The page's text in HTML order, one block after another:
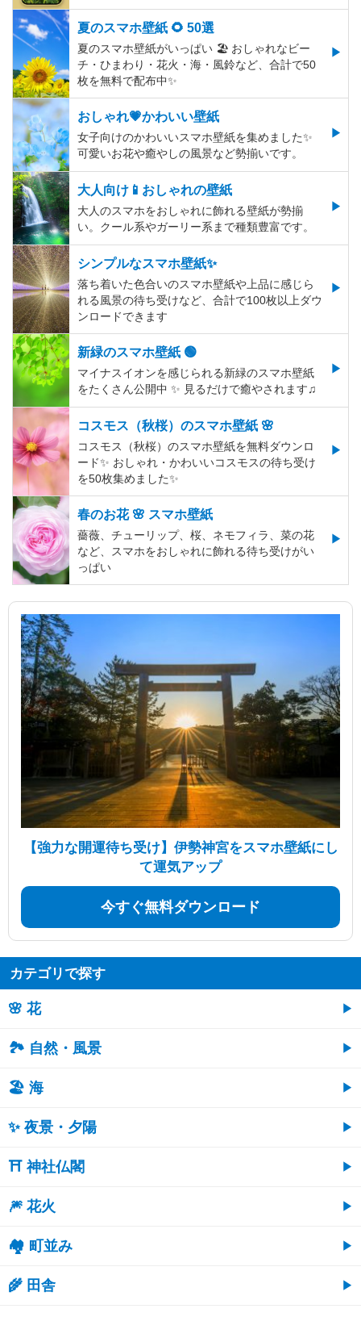
夏のスマホ壁紙 🌻 50選
夏のスマホ壁紙がいっぱい 🏖 おしゃれなビー
チ・ひまわり・花火・海・風鈴など、合計で50
枚を無料で配布中✨
おしゃれ💗かわいい壁紙
女子向けのかわいいスマホ壁紙を集めました✨
可愛いお花や癒やしの風景など勢揃いです。
大人向け📱おしゃれの壁紙
大人のスマホをおしゃれに飾れる壁紙が勢揃
い。クール系やガーリー系まで種類豊富です。
シンプルなスマホ壁紙✨
落ち着いた色合いのスマホ壁紙や上品に感じら
れる風景の待ち受けなど、合計で100枚以上ダウ
ンロードできます
新緑のスマホ壁紙 🟢
マイナスイオンを感じられる新緑のスマホ壁紙
をたくさん公開中 ✨ 見るだけで癒やされます♫
コスモス（秋桜）のスマホ壁紙 🌸
コスモス（秋桜）のスマホ壁紙を無料ダウンロ
ード✨️ おしゃれ・かわいいコスモスの待ち受け
を50枚集めました✨️
春のお花 🌸 スマホ壁紙
薔薇、チューリップ、桜、ネモフィラ、菜の花
など、スマホをおしゃれに飾れる待ち受けがい
っぱい
【強力な開運待ち受け】伊勢神宮をスマホ壁紙にし
て運気アップ
今すぐ無料ダウンロード
カテゴリで探す
🌸 花
🏞️ 自然・風景
🏖 海
✨ 夜景・夕陽
⛩ 神社仏閣
🎆 花火
🏘 町並み
🌾 田舎